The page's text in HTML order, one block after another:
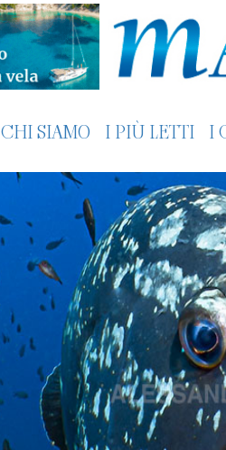
CHI SIAMO I PIÙ LETTI I